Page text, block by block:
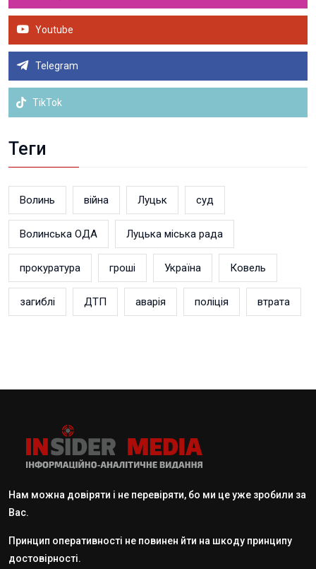
Youtube
Telegram
TikTok
Теги
Волинь війна Луцьк суд
Волинська ОДА Луцька міська рада
прокуратура гроші Україна Ковель
загиблі ДТП аварія поліція втрата
Нам можна довіряти і не перевіряти, бо ми це уже зробили за
Вас.
Принцип оперативності не повинен йти на шкоду принципу
достовірності.